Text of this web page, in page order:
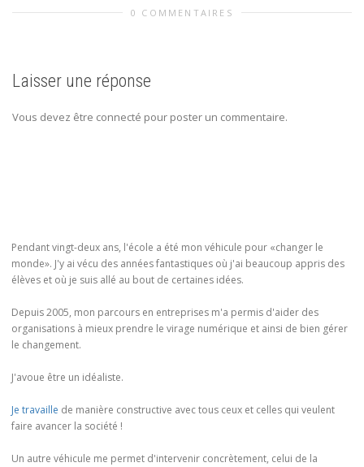
0 COMMENTAIRES
Laisser une réponse
Vous devez être connecté pour poster un commentaire.
Pendant vingt-deux ans, l'école a été mon véhicule pour «changer le
monde». J'y ai vécu des années fantastiques où j'ai beaucoup appris des
élèves et où je suis allé au bout de certaines idées.
Depuis 2005, mon parcours en entreprises m'a permis d'aider des
organisations à mieux prendre le virage numérique et ainsi de bien gérer
le changement.
J'avoue être un idéaliste.
Je travaille de manière constructive avec tous ceux et celles qui veulent
faire avancer la société !
Un autre véhicule me permet d'intervenir concrètement, celui de la